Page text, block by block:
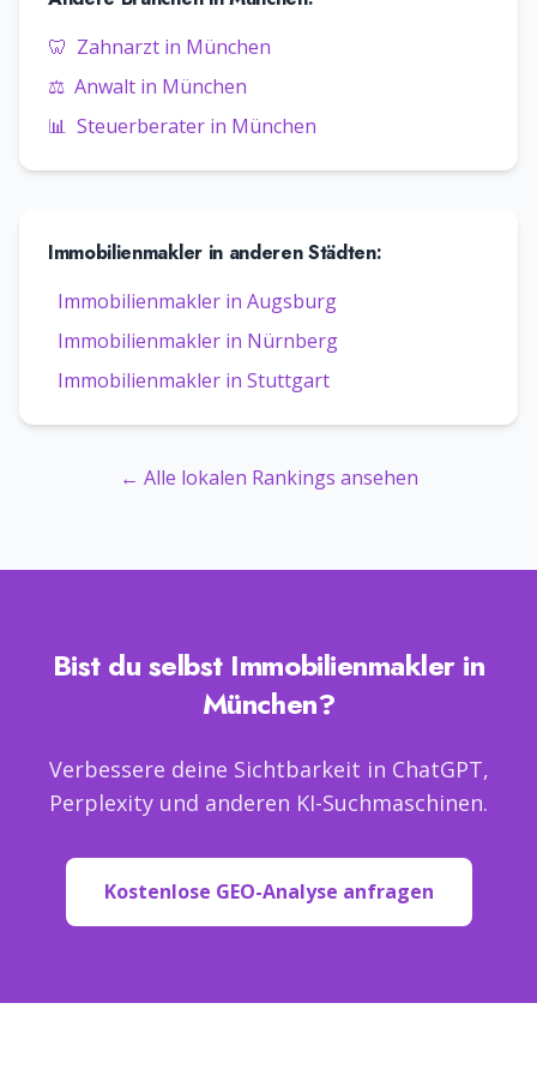
🦷 Zahnarzt in München
⚖️ Anwalt in München
📊 Steuerberater in München
Immobilienmaklerin anderen Städten:
Immobilienmakler in Augsburg
Immobilienmakler in Nürnberg
Immobilienmakler in Stuttgart
← Alle lokalen Rankings ansehen
Bist du selbst Immobilienmaklerin
München?
Verbessere deine Sichtbarkeit in ChatGPT,
Perplexity und anderen KI-Suchmaschinen.
Kostenlose GEO-Analyse anfragen